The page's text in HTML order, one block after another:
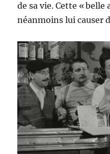
de sa vie. Cette « belle
néanmoins lui causer